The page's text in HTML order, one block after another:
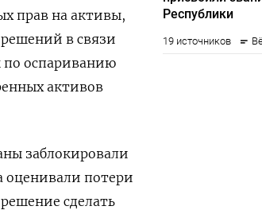
прав на активы,
в связи
​оспариванию
активов
заблокировали
оценивали потери
сделать